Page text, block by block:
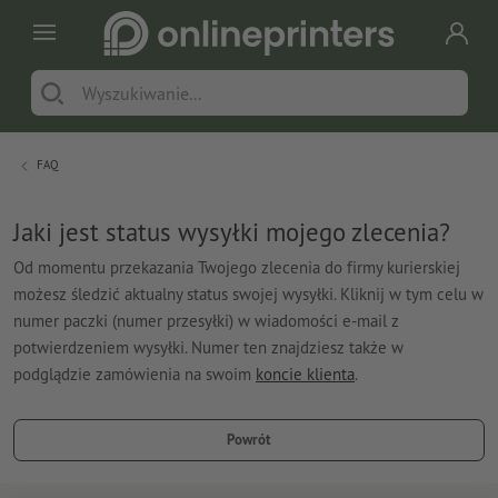
FAQ
Jaki jest status wysyłki mojego zlecenia?
Od momentu przekazania Twojego zlecenia do firmy kurierskiej
możesz śledzić aktualny status swojej wysyłki. Kliknij w tym celu w
numer paczki (numer przesyłki) w wiadomości e-mail z
potwierdzeniem wysyłki. Numer ten znajdziesz także w
podglądzie zamówienia na swoim koncie klienta.
Powrót